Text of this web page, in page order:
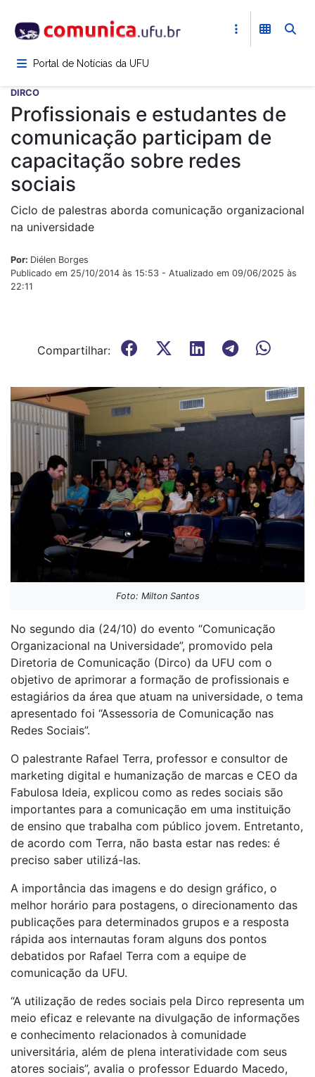
para
conteúdoPortal de Notícias da UFU
DIRCO
Profissionais e estudantes de
comunicação participam de
capacitação sobre redes
sociais
Ciclo de palestras aborda comunicação organizacional
na universidade
Por: Diélen Borges
Publicado em 25/10/2014 às 15:53 - Atualizado em 09/06/2025 às
22:11
Compartilhar:
Foto: Milton Santos
No segundo dia (24/10) do evento “Comunicação
Organizacional na Universidade”, promovido pela
Diretoria de Comunicação (Dirco) da UFU com o
objetivo de aprimorar a formação de profissionais e
estagiários da área que atuam na universidade, o tema
apresentado foi “Assessoria de Comunicação nas
Redes Sociais”.
O palestrante Rafael Terra, professor e consultor de
marketing digital e humanização de marcas e CEO da
Fabulosa Ideia, explicou como as redes sociais são
importantes para a comunicação em uma instituição
de ensino que trabalha com público jovem. Entretanto,
de acordo com Terra, não basta estar nas redes: é
preciso saber utilizá-las.
A importância das imagens e do design gráfico, o
melhor horário para postagens, o direcionamento das
publicações para determinados grupos e a resposta
rápida aos internautas foram alguns dos pontos
debatidos por Rafael Terra com a equipe de
comunicação da UFU.
“A utilização de redes sociais pela Dirco representa um
meio eficaz e relevante na divulgação de informações
e conhecimento relacionados à comunidade
universitária, além de plena interatividade com seus
atores sociais”, avalia o professor Eduardo Macedo,